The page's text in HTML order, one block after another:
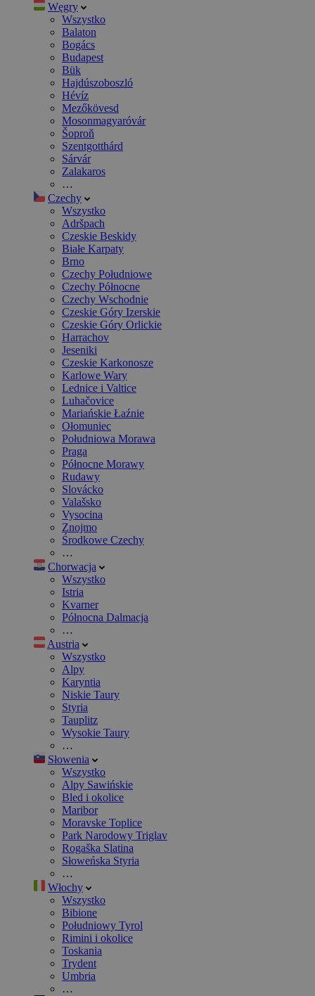
Węgry
Wszystko
Balaton
Bogács
Budapest
Bük
Hajdúszoboszló
Hévíz
Mezőkövesd
Mosonmagyaróvár
Šoproň
Szentgotthárd
Sárvár
Zalakaros
…
Czechy
Wszystko
Adršpach
Czeskie Beskidy
Białe Karpaty
Brno
Czechy Południowe
Czechy Północne
Czechy Wschodnie
Czeskie Góry Izerskie
Czeskie Góry Orlickie
Harrachov
Jeseniki
Czeskie Karkonosze
Karlowe Wary
Lednice i Valtice
Luhačovice
Mariańskie Łaźnie
Ołomuniec
Południowa Morawa
Praga
Północne Morawy
Rudawy
Slovácko
Valašsko
Vysocina
Znojmo
Środkowe Czechy
…
Chorwacja
Wszystko
Istria
Kvarner
Północna Dalmacja
…
Austria
Wszystko
Alpy
Karyntia
Niskie Taury
Styria
Tauplitz
Wysokie Taury
…
Słowenia
Wszystko
Alpy Sawińskie
Bled i okolice
Maribor
Moravske Toplice
Park Narodowy Triglav
Rogaška Slatina
Słoweńska Styria
…
Włochy
Wszystko
Bibione
Południowy Tyrol
Rimini i okolice
Toskania
Trydent
Umbria
…